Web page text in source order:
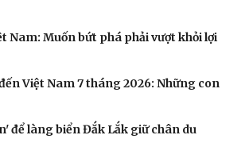
Nam: Muốn bứt phá phải vượt khỏi lợi
Việt Nam 7 tháng 2026: Những con
để làng biển Đắk Lắk giữ chân du